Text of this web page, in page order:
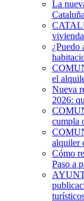
La
Cataluña
¿Puedo
el
Nueva
2026:
cumpla
alquiler
Cómo
Paso a